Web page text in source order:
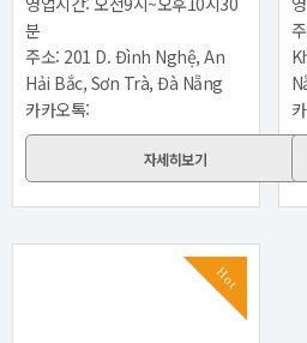
분
주소: 201 D. Đình Nghệ, An
Hải Bắc, Sơn Trà, Đà Nẵng
카카오톡:
자세히보기
Hot